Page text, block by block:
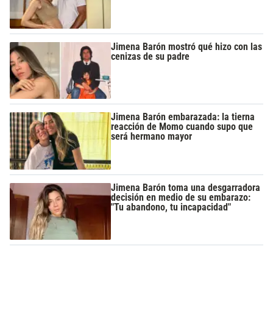
Jimena Barón mostró qué hizo con las
cenizas de su padre
Jimena Barón embarazada: la tierna
reacción de Momo cuando supo que
será hermano mayor
Jimena Barón toma una desgarradora
decisión en medio de su embarazo:
"Tu abandono, tu incapacidad"